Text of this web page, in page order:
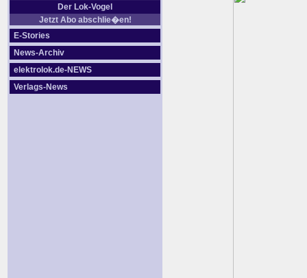
Der Lok-Vogel
Jetzt Abo abschlie�en!
E-Stories
News-Archiv
elektrolok.de-NEWS
Verlags-News